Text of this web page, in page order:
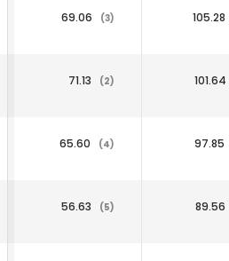
69.06 (3) 105.28
71.13 (2) 101.64
65.60 (4) 97.85
56.63 (5) 89.56